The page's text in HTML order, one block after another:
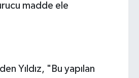
madde ele
Yıldız, "Bu yapılan